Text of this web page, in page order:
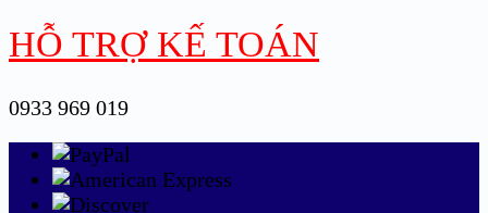
HỖ TRỢ KẾ TOÁN
0933 969 019